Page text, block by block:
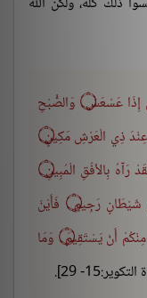
فَلا أُقْسِمُ بِالْخُنَّسِ ۝ الْجَوَارِ الْكُنَّسِ ۝ وَاللَّيْلِ إِذَا عَسْعَسَ ۝ وَالصُّبْحِ
إِذَا تَنَفَّسَ ۝ إِنَّهُ لَقَوْلُ رَسُولٍ كَرِيمٍ ۝ ذِي قُوَّةٍ عِنْدَ ذِي الْعَرْشِ مَكِينٍ ۝
مُطَاعٍ ثَمَّ أَمِينٍ ۝ وَمَا صَاحِبُكُمْ بِمَجْنُونٍ ۝ وَلَقَدْ رَآهُ بِالأفُقِ الْمُبِينِ ۝
وَمَا هُوَ عَلَى الْغَيْبِ بِضَنِينٍ ۝ وَمَا هُوَ بِقَوْلِ شَيْطَانٍ رَجِيمٍ ۝ فَأَيْنَ
تَذْهَبُونَ ۝ إِنْ هُوَ إِلا ذِكْرٌ لِلْعَالَمِينَ ۝ لِمَنْ شَاءَ مِنْكُمْ أَنْ يَسْتَقِيمَ ۝ وَمَا
29].